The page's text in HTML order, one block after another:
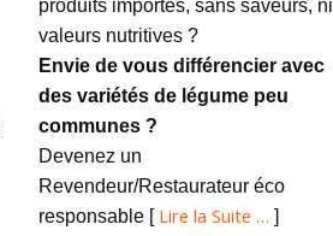
produits importés, sans saveurs, ni
valeurs nutritives ?
Envie de vous différencier avec
des variétés de légume peu
communes ?
Devenez un
Revendeur/Restaurateur éco
responsable [ Lire la Suite … ]